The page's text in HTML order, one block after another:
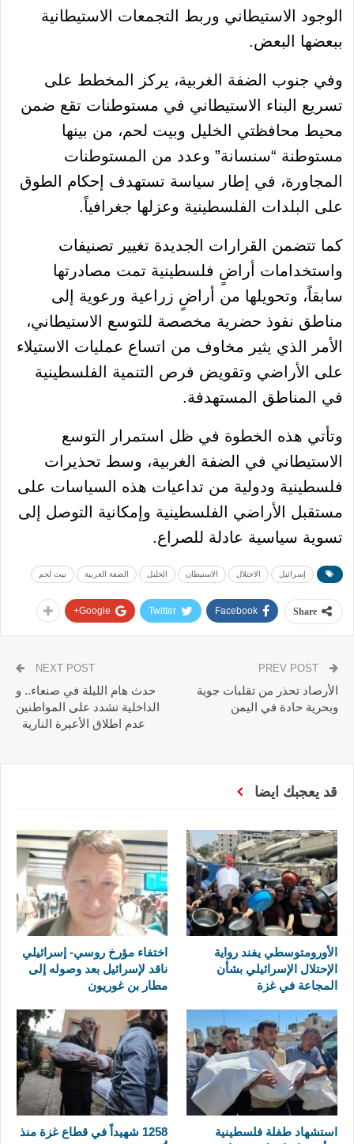
الوجود الاستيطاني وربط التجمعات الاستيطانية
ببعضها البعض.
وفي جنوب الضفة الغربية، يركز المخطط على
تسريع البناء الاستيطاني في مستوطنات تقع ضمن
محيط محافظتي الخليل وبيت لحم، من بينها
مستوطنة “سنسانة” وعدد من المستوطنات
المجاورة، في إطار سياسة تستهدف إحكام الطوق
على البلدات الفلسطينية وعزلها جغرافياً.
كما تتضمن القرارات الجديدة تغيير تصنيفات
واستخدامات أراضٍ فلسطينية تمت مصادرتها
سابقاً، وتحويلها من أراضٍ زراعية ورعوية إلى
مناطق نفوذ حضرية مخصصة للتوسع الاستيطاني،
الأمر الذي يثير مخاوف من اتساع عمليات الاستيلاء
على الأراضي وتقويض فرص التنمية الفلسطينية
في المناطق المستهدفة.
وتأتي هذه الخطوة في ظل استمرار التوسع
الاستيطاني في الضفة الغربية، وسط تحذيرات
فلسطينية ودولية من تداعيات هذه السياسات على
مستقبل الأراضي الفلسطينية وإمكانية التوصل إلى
تسوية سياسية عادلة للصراع.
إسرائيل الاحتلال الاستيطان الخليل الضفة الغربية بيت لحم
Share
Facebook
Twitter
Google+
الأرصاد تحذر من تقلبات جوية
وبحرية حادة في اليمن
NEXT POST
حدث هام الليلة في صنعاء.. و
الداخلية تشدد على المواطنين
عدم اطلاق الأعيرة النارية
قد يعجبك ايضا
الأورومتوسطي يفند رواية
الإحتلال الإسرائيلي بشأن
المجاعة في غزة
اختفاء مؤرخ روسي- إسرائيلي
ناقد لإسرائيل بعد وصوله إلى
مطار بن غوريون
استشهاد طفلة فلسطينية
1258 شهيداً في قطاع غزة منذ